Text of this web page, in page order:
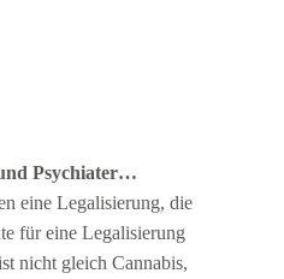
Psychiater…
eine Legalisierung, die
für eine Legalisierung
nicht gleich Cannabis,